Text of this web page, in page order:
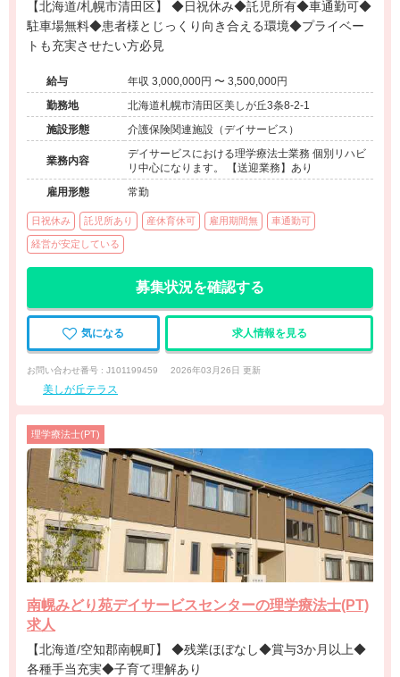
【北海道/札幌市清田区】 ◆日祝休み◆託児所有◆車通勤可◆
駐車場無料◆患者様とじっくり向き合える環境◆プライベー
トも充実させたい方必見
給与
年収 3,000,000円 〜 3,500,000円
勤務地
北海道札幌市清田区美しが丘3条8-2-1
施設形態
介護保険関連施設（デイサービス）
業務内容
デイサービスにおける理学療法士業務 個別リハビ
リ中心になります。 【送迎業務】あり
雇用形態
常勤
日祝休み 託児所あり 産休育休可 雇用期間無 車通勤可
経営が安定している
募集状況を確認する
気になる 求人情報を見る
お問い合わせ番号 : J101199459 2026年03月26日 更新
美しが丘テラス
理学療法士(PT)
南幌みどり苑デイサービスセンターの理学療法士(PT)
求人
【北海道/空知郡南幌町】 ◆残業ほぼなし◆賞与3か月以上◆
各種手当充実◆子育て理解あり